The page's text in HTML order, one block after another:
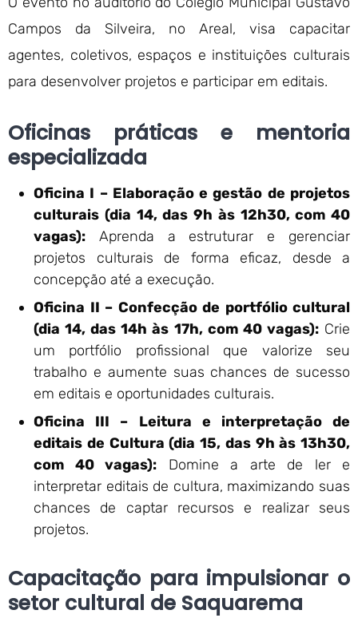
Campos da Silveira, no Areal, visa capacitar
agentes, coletivos, espaços e instituições culturais
para desenvolver projetos e participar em editais.
Oficinas práticas e mentoria
especializada
Oficina I – Elaboração e gestão de projetos
culturais (dia 14, das 9h às 12h30, com 40
vagas): Aprenda a estruturar e gerenciar
projetos culturais de forma eficaz, desde a
concepção até a execução.
Oficina II – Confecção de portfólio cultural
(dia 14, das 14h às 17h, com 40 vagas):Crie
um portfólio profissional que valorize seu
trabalho e aumente suas chances de sucesso
em editais e oportunidades culturais.
Oficina III – Leitura e interpretação de
editais de Cultura (dia 15, das 9h às 13h30,
com 40 vagas): Domine a arte de ler e
interpretar editais de cultura, maximizando suas
chances de captar recursos e realizar seus
projetos.
Capacitação para impulsionar o
setor cultural de Saquarema